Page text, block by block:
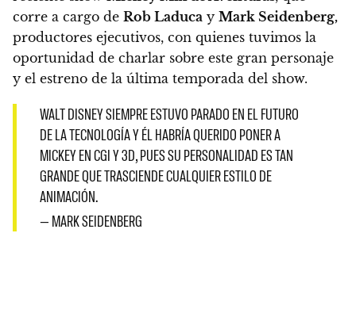
corre a cargo de Rob Laduca y Mark Seidenberg,
productores ejecutivos, con quienes tuvimos la
oportunidad de charlar sobre este gran personaje
y el estreno de la última temporada del show.
WALT DISNEY SIEMPRE ESTUVO PARADO EN EL FUTURO
DE LA TECNOLOGÍA Y ÉL HABRÍA QUERIDO PONER A
MICKEY EN CGI Y 3D, PUES SU PERSONALIDAD ES TAN
GRANDE QUE TRASCIENDE CUALQUIER ESTILO DE
ANIMACIÓN.
— MARK SEIDENBERG